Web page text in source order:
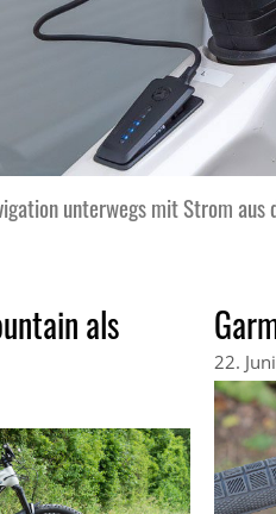
unterwegs mit Strom
als
22.